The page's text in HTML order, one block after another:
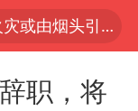
香港宏福苑火灾或由烟头引起
美拟年底前首次测试“金穹”反导系统
职，将